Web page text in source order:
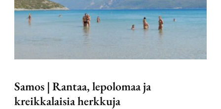
Samos | Rantaa, lepolomaa ja
kreikkalaisia herkkuja